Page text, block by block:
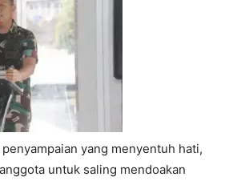
I WANT IN
Privacy Policy
yang menyentuh hati,
untuk saling mendoakan